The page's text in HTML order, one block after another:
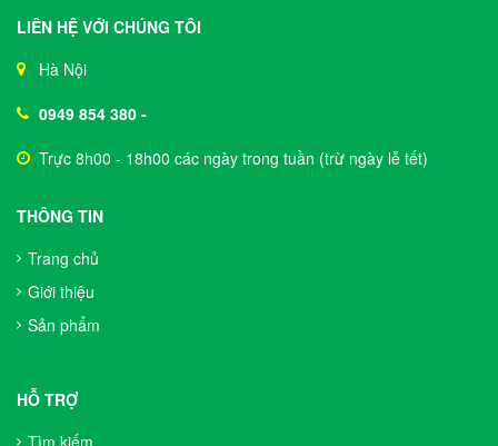
LIÊN HỆ VỚI CHÚNG TÔI
Hà Nội
0949 854 380 -
Trực 8h00 - 18h00 các ngày trong tuần (trừ ngày lễ tết)
THÔNG TIN
Trang chủ
Giới thiệu
Sản phẩm
HỖ TRỢ
Tìm kiếm